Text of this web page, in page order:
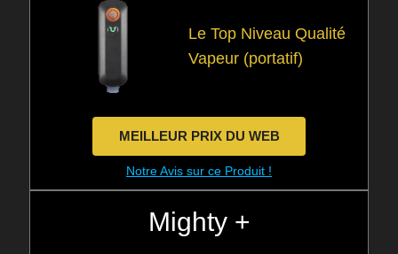
Le Top Niveau Qualité
Vapeur (portatif)
MEILLEUR PRIX DU WEB
Notre Avis sur ce Produit !
Mighty +